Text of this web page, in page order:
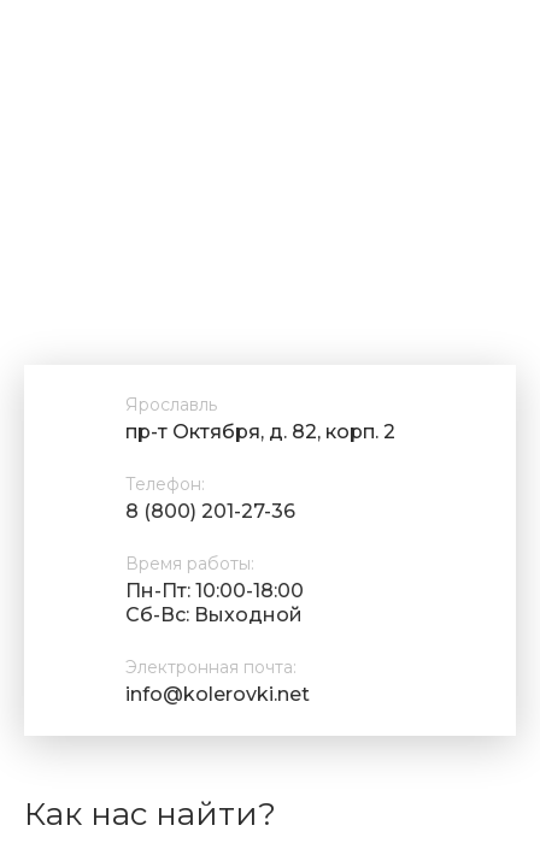
Ярославль
пр-т Октября, д. 82, корп. 2
Телефон:
8 (800) 201-27-36
Время работы:
Пн-Пт: 10:00-18:00
Cб-Вс: Выходной
Электронная почта:
info@kolerovki.net
Как нас найти?